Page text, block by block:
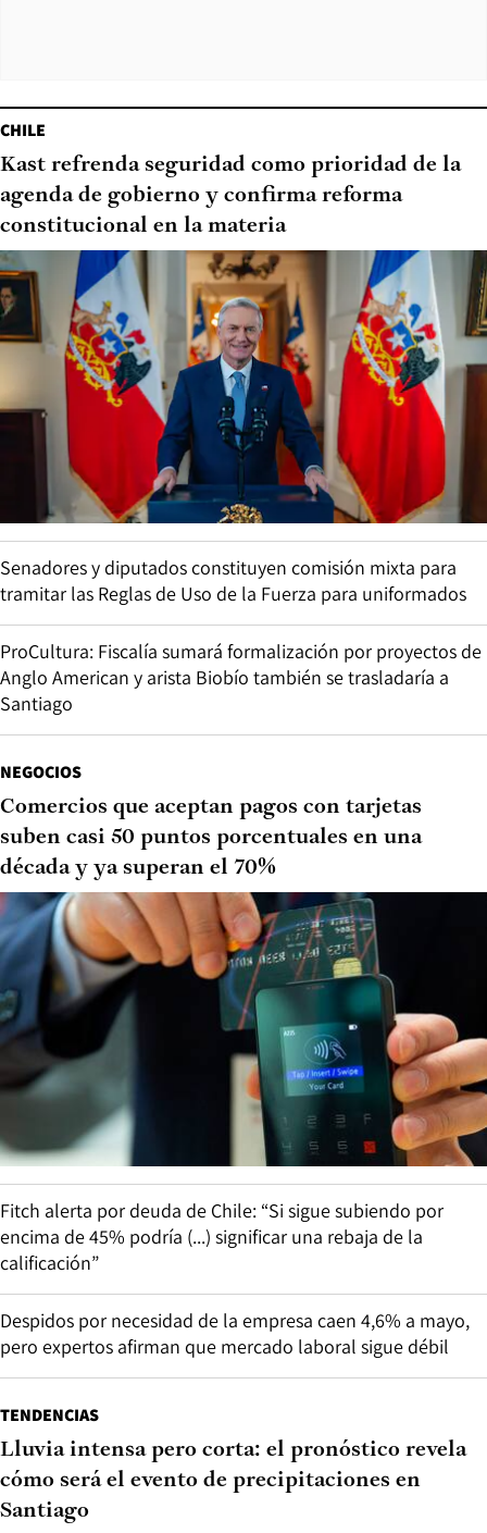
CHILE
Kast refrenda seguridad como prioridad de la
agenda de gobierno y confirma reforma
constitucional en la materia
Senadores y diputados constituyen comisión mixta para
tramitar las Reglas de Uso de la Fuerza para uniformados
ProCultura: Fiscalía sumará formalización por proyectos de
Anglo American y arista Biobío también se trasladaría a
Santiago
NEGOCIOS
Comercios que aceptan pagos con tarjetas
suben casi 50 puntos porcentuales en una
década y ya superan el 70%
Fitch alerta por deuda de Chile: “Si sigue subiendo por
encima de 45% podría (...) significar una rebaja de la
calificación”
Despidos por necesidad de la empresa caen 4,6% a mayo,
pero expertos afirman que mercado laboral sigue débil
TENDENCIAS
Lluvia intensa pero corta: el pronóstico revela
cómo será el evento de precipitaciones en
Santiago